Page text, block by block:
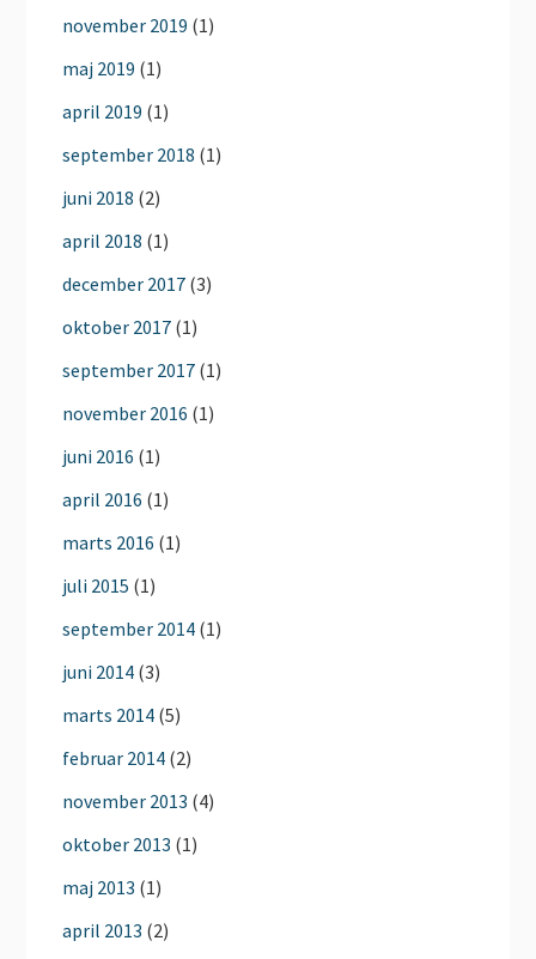
november 2019 (1)
maj 2019 (1)
april 2019 (1)
september 2018 (1)
juni 2018 (2)
april 2018 (1)
december 2017 (3)
oktober 2017 (1)
september 2017 (1)
november 2016 (1)
juni 2016 (1)
april 2016 (1)
marts 2016 (1)
juli 2015 (1)
september 2014 (1)
juni 2014 (3)
marts 2014 (5)
februar 2014 (2)
november 2013 (4)
oktober 2013 (1)
maj 2013 (1)
april 2013 (2)